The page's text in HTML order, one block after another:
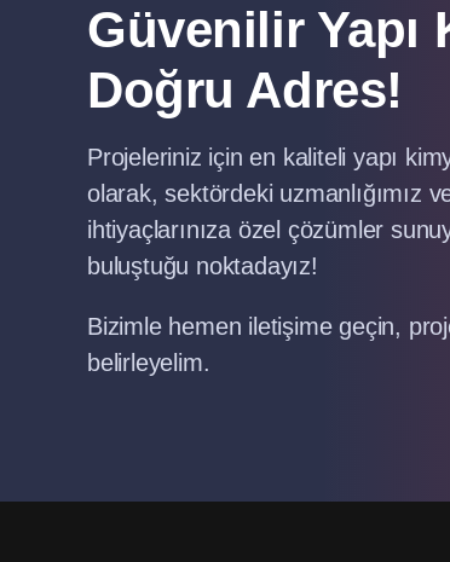
Güvenilir Yapı
Doğru Adres!
Projeleriniz için en kaliteli yapı
olarak, sektördeki uzmanlığımız
ihtiyaçlarınıza özel çözümler
buluştuğu noktadayız!
Bizimle hemen iletişime geçin,
belirleyelim.